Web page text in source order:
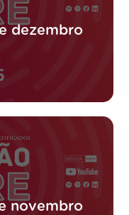
dezembro
novembro